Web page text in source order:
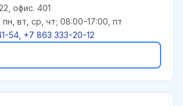
офис. 401
вт, ср, чт; 08:00-17:00, пт
54, +7 863 333-20-12